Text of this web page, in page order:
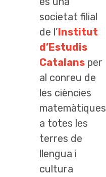
societat filial
de l’Institut
d’Estudis
Catalans per
al conreu de
les ciències
matemàtiques
a totes les
terres de
llengua i
cultura